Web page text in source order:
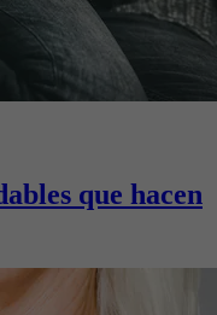
que hacen